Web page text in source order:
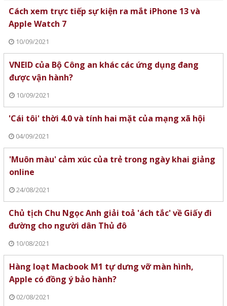
Cách xem trực tiếp sự kiện ra mắt iPhone 13 và
Apple Watch 7
10/09/2021
VNEID của Bộ Công an khác các ứng dụng đang
được vận hành?
10/09/2021
'Cái tôi' thời 4.0 và tính hai mặt của mạng xã hội
04/09/2021
'Muôn màu' cảm xúc của trẻ trong ngày khai giảng
online
24/08/2021
Chủ tịch Chu Ngọc Anh giải toả 'ách tắc' về Giấy đi
đường cho người dân Thủ đô
10/08/2021
Hàng loạt Macbook M1 tự dưng vỡ màn hình,
Apple có đồng ý bảo hành?
02/08/2021